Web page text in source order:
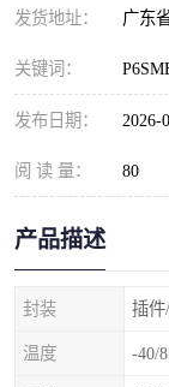
发货地址： 广东
关键词：
发布日期： 2026-
阅 读 量： 80
产品描述
封装 插件
温度 -40/